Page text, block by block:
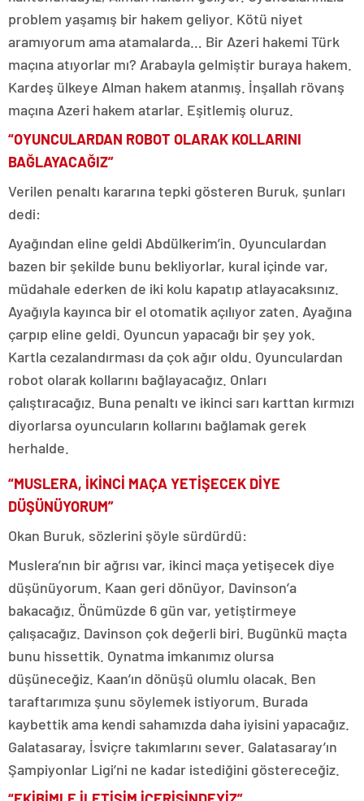
problem yaşamış bir hakem geliyor. Kötü niyet
aramıyorum ama atamalarda… Bir Azeri hakemi Türk
maçına atıyorlar mı? Arabayla gelmiştir buraya hakem.
Kardeş ülkeye Alman hakem atanmış. İnşallah rövanş
maçına Azeri hakem atarlar. Eşitlemiş oluruz.
“OYUNCULARDAN ROBOT OLARAK KOLLARINI
BAĞLAYACAĞIZ”
Verilen penaltı kararına tepki gösteren Buruk, şunları
dedi:
Ayağından eline geldi Abdülkerim’in. Oyunculardan
bazen bir şekilde bunu bekliyorlar, kural içinde var,
müdahale ederken de iki kolu kapatıp atlayacaksınız.
Ayağıyla kayınca bir el otomatik açılıyor zaten. Ayağına
çarpıp eline geldi. Oyuncun yapacağı bir şey yok.
Kartla cezalandırması da çok ağır oldu. Oyunculardan
robot olarak kollarını bağlayacağız. Onları
çalıştıracağız. Buna penaltı ve ikinci sarı karttan kırmızı
diyorlarsa oyuncuların kollarını bağlamak gerek
herhalde.
“MUSLERA, İKİNCİ MAÇA YETİŞECEK DİYE
DÜŞÜNÜYORUM”
Okan Buruk, sözlerini şöyle sürdürdü:
Muslera’nın bir ağrısı var, ikinci maça yetişecek diye
düşünüyorum. Kaan geri dönüyor, Davinson’a
bakacağız. Önümüzde 6 gün var, yetiştirmeye
çalışacağız. Davinson çok değerli biri. Bugünkü maçta
bunu hissettik. Oynatma imkanımız olursa
düşüneceğiz. Kaan’ın dönüşü olumlu olacak. Ben
taraftarımıza şunu söylemek istiyorum. Burada
kaybettik ama kendi sahamızda daha iyisini yapacağız.
Galatasaray, İsviçre takımlarını sever. Galatasaray’ın
Şampiyonlar Ligi’ni ne kadar istediğini göstereceğiz.